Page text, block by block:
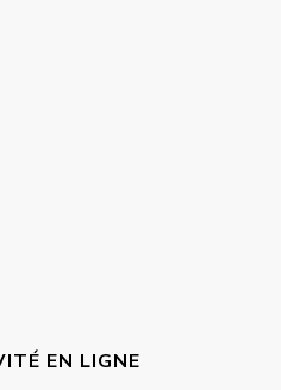
EN LIGNE